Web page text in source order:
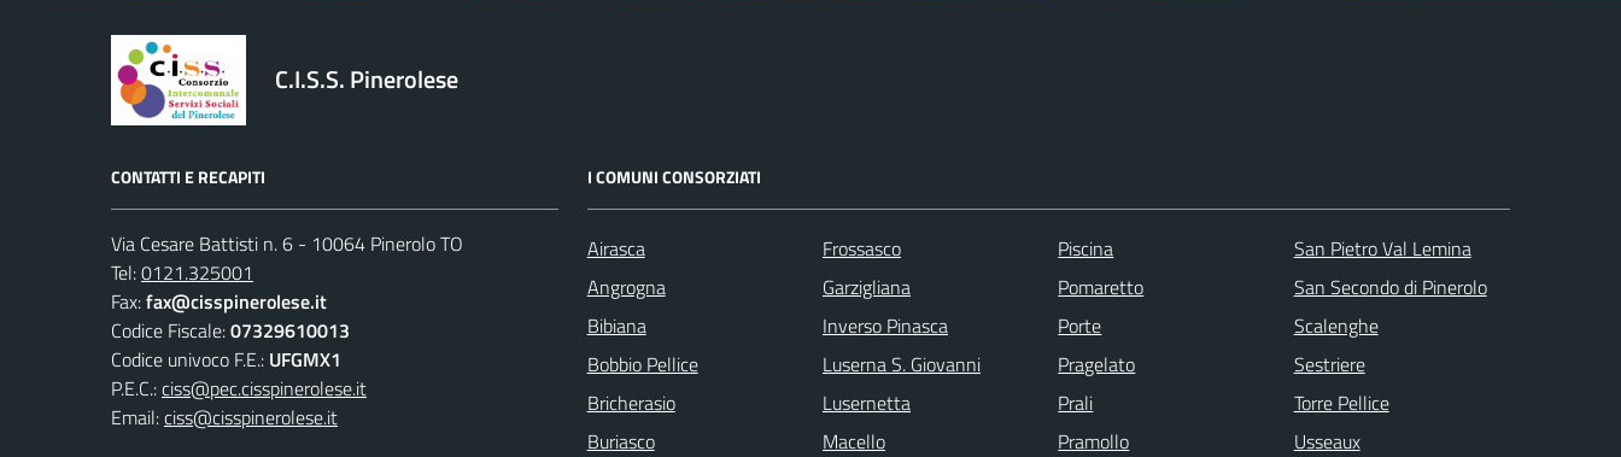
C.I.S.S. Pinerolese
CONTATTI E RECAPITI
Via Cesare Battisti n. 6 - 10064 Pinerolo TO
Tel:0121.325001
Fax:fax@cisspinerolese.it
Codice Fiscale:07329610013
Codice univoco F.E.: UFGMX1
P.E.C.:ciss@pec.cisspinerolese.it
Email:ciss@cisspinerolese.it
I COMUNI CONSORZIATI
Airasca
Angrogna
Bibiana
Bobbio Pellice
Bricherasio
Buriasco
Frossasco
Garzigliana
Inverso Pinasca
Luserna S. Giovanni
Lusernetta
Macello
Piscina
Pomaretto
Porte
Pragelato
Prali
Pramollo
San Pietro Val Lemina
San Secondo di Pinerolo
Scalenghe
Sestriere
Torre Pellice
Usseaux